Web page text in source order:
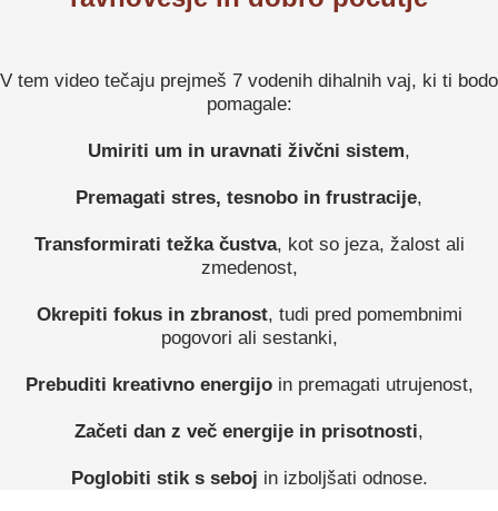
V tem video tečaju prejmeš 7 vodenih dihalnih vaj, ki ti bodo
pomagale:
Umiriti um in uravnati živčni sistem,
Premagati stres, tesnobo in frustracije,
Transformirati težka čustva, kot so jeza, žalost ali
zmedenost,
Okrepiti fokus in zbranost, tudi pred pomembnimi
pogovori ali sestanki,
Prebuditi kreativno energijoin premagati utrujenost,
Začeti dan z več energije in prisotnosti,
Poglobiti stik s seboj in izboljšati odnose.